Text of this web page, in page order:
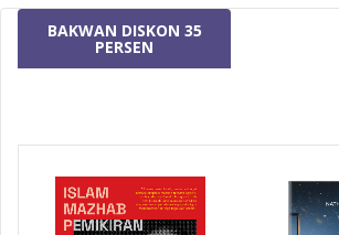
BAKWAN DISKON 35
PERSEN